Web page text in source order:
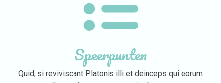
Speerpunten
Quid, si reviviscant Platonis illi et deinceps qui eorum